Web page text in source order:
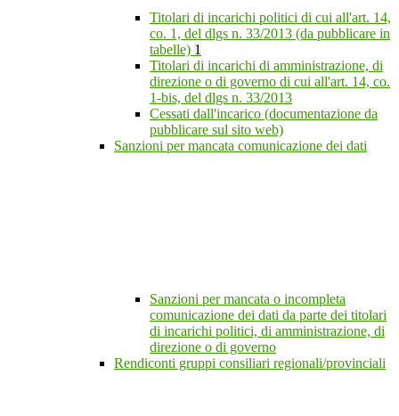
Titolari di incarichi politici di cui all'art. 14,
co. 1, del dlgs n. 33/2013 (da pubblicare in
tabelle) 1
Titolari di incarichi di amministrazione, di
direzione o di governo di cui all'art. 14, co.
1-bis, del dlgs n. 33/2013
Cessati dall'incarico (documentazione da
pubblicare sul sito web)
Sanzioni per mancata comunicazione dei dati
Sanzioni per mancata o incompleta
comunicazione dei dati da parte dei titolari
di incarichi politici, di amministrazione, di
direzione o di governo
Rendiconti gruppi consiliari regionali/provinciali